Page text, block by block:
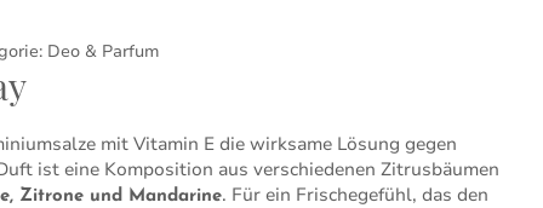
Deo & Parfum
mit Vitamin E die wirksame Lösung gegen
ist eine Komposition aus verschiedenen Zitrusbäumen
Zitrone und Mandarine. Für ein Frischegefühl, das den